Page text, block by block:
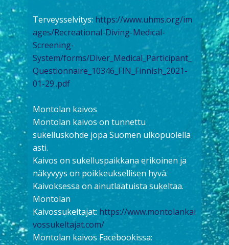
Terveysselvitys: https://www.uhms.org/im
ages/Recreational-Diving-Medical-
Screening-
System/forms/Diver_Medical_Participant_
Questionnaire_10346_FIN_Finnish_2021-
01-29..pdf
Montolan kaivos
Montolan kaivos on tunnettu
sukelluskohde jopa Suomen ulkopuolella
asti.
Kaivos on sukelluspaikkana erikoinen ja
näkyvyys on poikkeuksellisen hyvä.
Kaivoksessa on ainutlaatuista sukeltaa.
Montolan
Kaivossukeltajat: https://www.montolankai
vossukeltajat.com/
Montolan kaivos Facebookissa: